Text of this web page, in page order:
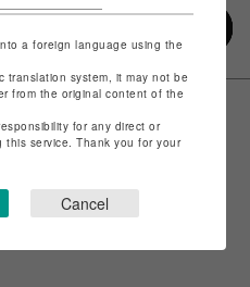
a foreign language using the
translation system, it may not be
from the original content of the
for any direct or
this service. Thank you for your
Cancel